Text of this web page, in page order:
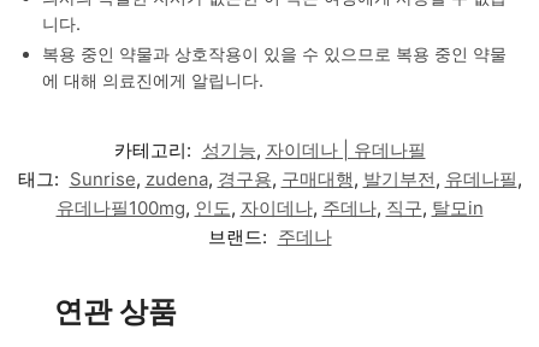
니다.
복용 중인 약물과 상호작용이 있을 수 있으므로 복용 중인 약물
에 대해 의료진에게 알립니다.
카테고리: 성기능, 자이데나 | 유데나필
태그: Sunrise, zudena, 경구용, 구매대행, 발기부전, 유데나필,
유데나필100mg, 인도, 자이데나, 주데나, 직구, 탈모in
브랜드: 주데나
연관 상품